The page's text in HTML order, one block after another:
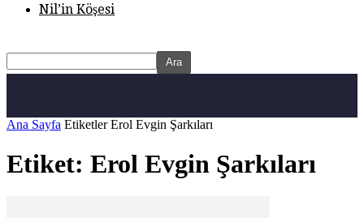
Nil’in Köşesi
Ana Sayfa Etiketler Erol Evgin Şarkıları
Etiket: Erol Evgin Şarkıları